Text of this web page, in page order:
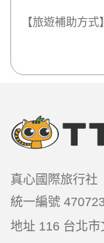
真心國際旅行社
統一編號
地址 116 台北